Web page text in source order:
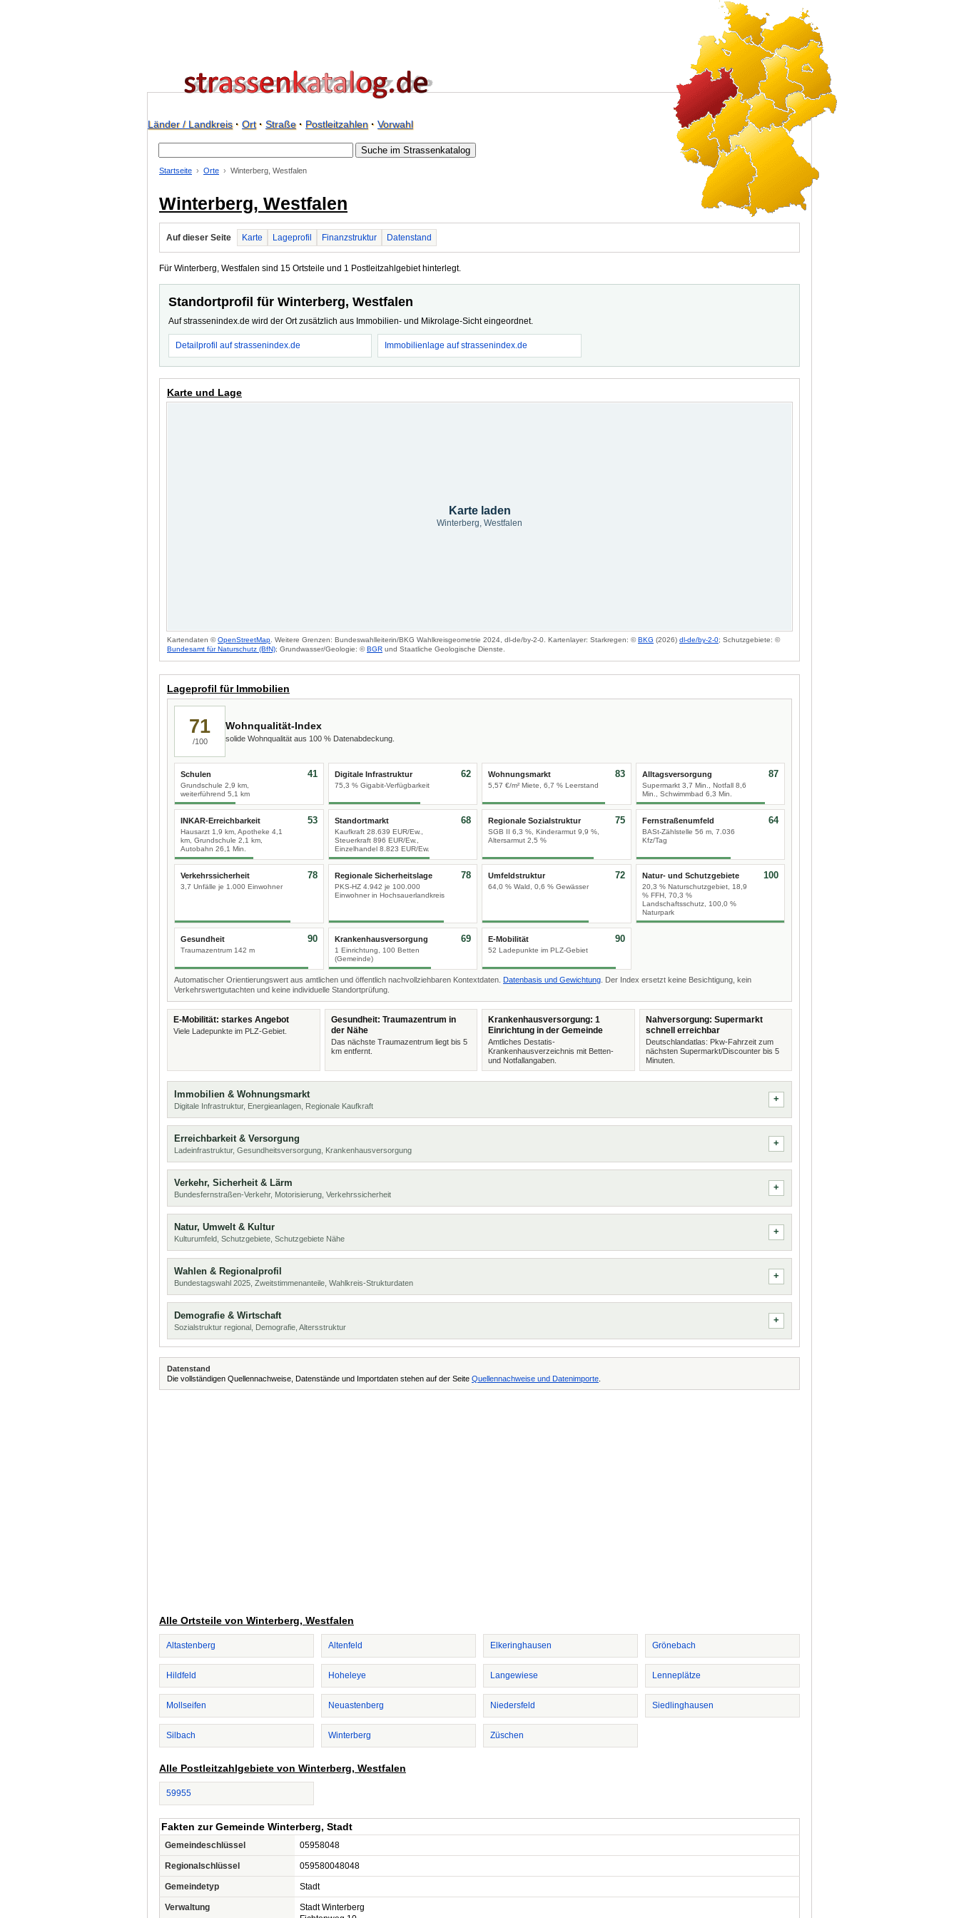
Länder / Landkreis· Ort· Straße· Postleitzahlen· Vorwahl
Startseite Orte Winterberg, Westfalen
Winterberg, Westfalen
Auf dieser Seite Karte Lageprofil Finanzstruktur Datenstand
Für Winterberg, Westfalen sind 15 Ortsteile und 1 Postleitzahlgebiet hinterlegt.
Standortprofil für Winterberg, Westfalen
Auf strassenindex.de wird der Ort zusätzlich aus Immobilien- und Mikrolage-Sicht eingeordnet.
Detailprofil auf strassenindex.de Immobilienlage auf strassenindex.de
Karte und Lage
Karte laden
Winterberg, Westfalen
Kartendaten ©OpenStreetMap . Weitere Grenzen: Bundeswahlleiterin/BKG Wahlkreisgeometrie 2024, dl-de/by-2-0. Kartenlayer: Starkregen: ©BKG (2026) dl-de/by-2-0; Schutzgebiete: ©
Bundesamt für Naturschutz (BfN); Grundwasser/Geologie: ©BGR und Staatliche Geologische Dienste.
Lageprofil für Immobilien
71
/100
Wohnqualität-Index
solide Wohnqualität aus 100 % Datenabdeckung.
Schulen
Grundschule 2,9 km,
weiterführend 5,1 km
41 Digitale Infrastruktur
75,3 % Gigabit-Verfügbarkeit
62 Wohnungsmarkt
5,57 €/m² Miete, 6,7 % Leerstand
83 Alltagsversorgung
Supermarkt 3,7 Min., Notfall 8,6
Min., Schwimmbad 6,3 Min.
87
INKAR-Erreichbarkeit
Hausarzt 1,9 km, Apotheke 4,1
km, Grundschule 2,1 km,
Autobahn 26,1 Min.
53 Standortmarkt
Kaufkraft 28.639 EUR/Ew.,
Steuerkraft 896 EUR/Ew.,
Einzelhandel 8.823 EUR/Ew.
68 Regionale Sozialstruktur
SGB II 6,3 %, Kinderarmut 9,9 %,
Altersarmut 2,5 %
75 Fernstraßenumfeld
BASt-Zählstelle 56 m, 7.036
Kfz/Tag
64
Verkehrssicherheit
3,7 Unfälle je 1.000 Einwohner
78 Regionale Sicherheitslage
PKS-HZ 4.942 je 100.000
Einwohner in Hochsauerlandkreis
78 Umfeldstruktur
64,0 % Wald, 0,6 % Gewässer
72 Natur- und Schutzgebiete
20,3 % Naturschutzgebiet, 18,9
% FFH, 70,3 %
Landschaftsschutz, 100,0 %
Naturpark
100
Gesundheit
Traumazentrum 142 m
90 Krankenhausversorgung
1 Einrichtung, 100 Betten
(Gemeinde)
69 E-Mobilität
52 Ladepunkte im PLZ-Gebiet
90
Automatischer Orientierungswert aus amtlichen und öffentlich nachvollziehbaren Kontextdaten. Datenbasis und Gewichtung . Der Index ersetzt keine Besichtigung, kein
Verkehrswertgutachten und keine individuelle Standortprüfung.
E-Mobilität: starkes Angebot
Viele Ladepunkte im PLZ-Gebiet.
Gesundheit: Traumazentrum in
der Nähe
Das nächste Traumazentrum liegt bis 5
km entfernt.
Krankenhausversorgung: 1
Einrichtung in der Gemeinde
Amtliches Destatis-
Krankenhausverzeichnis mit Betten-
und Notfallangaben.
Nahversorgung: Supermarkt
schnell erreichbar
Deutschlandatlas: Pkw-Fahrzeit zum
nächsten Supermarkt/Discounter bis 5
Minuten.
Immobilien & Wohnungsmarkt
Digitale Infrastruktur, Energieanlagen, Regionale Kaufkraft
Erreichbarkeit & Versorgung
Ladeinfrastruktur, Gesundheitsversorgung, Krankenhausversorgung
Verkehr, Sicherheit & Lärm
Bundesfernstraßen-Verkehr, Motorisierung, Verkehrssicherheit
Natur, Umwelt & Kultur
Kulturumfeld, Schutzgebiete, Schutzgebiete Nähe
Wahlen & Regionalprofil
Bundestagswahl 2025, Zweitstimmenanteile, Wahlkreis-Strukturdaten
Demografie & Wirtschaft
Sozialstruktur regional, Demografie, Altersstruktur
Datenstand
Die vollständigen Quellennachweise, Datenstände und Importdaten stehen auf der Seite Quellennachweise und Datenimporte
Alle Ortsteile von Winterberg, Westfalen
Altastenberg Altenfeld Elkeringhausen Grönebach
Hildfeld Hoheleye Langewiese Lenneplätze
Mollseifen Neuastenberg Niedersfeld Siedlinghausen
Silbach Winterberg Züschen
Alle Postleitzahlgebiete von Winterberg, Westfalen
59955
Fakten zur Gemeinde Winterberg, Stadt
Gemeindeschlüssel 05958048
Regionalschlüssel 059580048048
Gemeindetyp Stadt
Verwaltung
Stadt Winterberg